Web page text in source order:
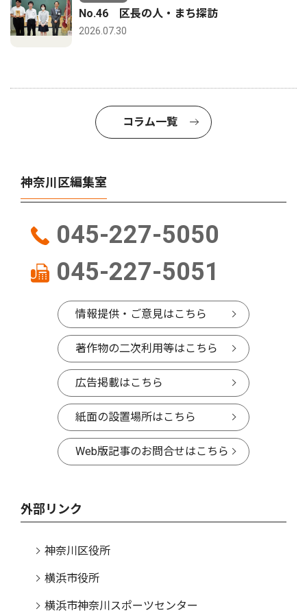
No.46 区長の人・まち探訪
2026.07.30
コラム一覧
神奈川区編集室
045-227-5050
045-227-5051
情報提供・ご意見はこちら
著作物の二次利用等はこちら
広告掲載はこちら
紙面の設置場所はこちら
Web版記事のお問合せはこちら
外部リンク
神奈川区役所
横浜市役所
横浜市神奈川スポーツセンター